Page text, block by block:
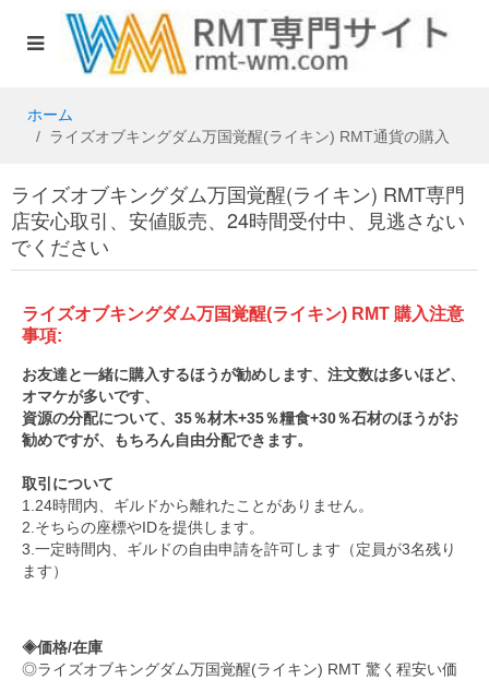
ホーム
ライズオブキングダム万国覚醒(ライキン) RMT通貨の購入
ライズオブキングダム万国覚醒(ライキン) RMT専門
店安心取引、安値販売、24時間受付中、見逃さない
でください
ライズオブキングダム万国覚醒(ライキン) RMT 購入注意
事項:
お友達と一緒に購入するほうが勧めします、注文数は多いほど、
オマケが多いです、
資源の分配について、35％材木+35％糧食+30％石材のほうがお
勧めですが、もちろん自由分配できます。
取引について
1.24時間内、ギルドから離れたことがありません。
2.そちらの座標やIDを提供します。
3.一定時間内、ギルドの自由申請を許可します（定員が3名残り
ます）
◈価格/在庫
◎ライズオブキングダム万国覚醒(ライキン) RMT 驚く程安い価